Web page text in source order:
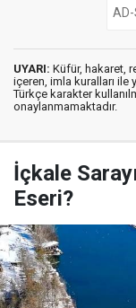
UYARI: Küfür, hakaret,
içeren, imla kuralları ile
Türkçe karakter
onaylanmamaktadır.
İçkale
Eseri?